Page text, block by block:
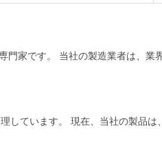
家です。 当社の製造業者は、業
しています。 現在、当社の製品